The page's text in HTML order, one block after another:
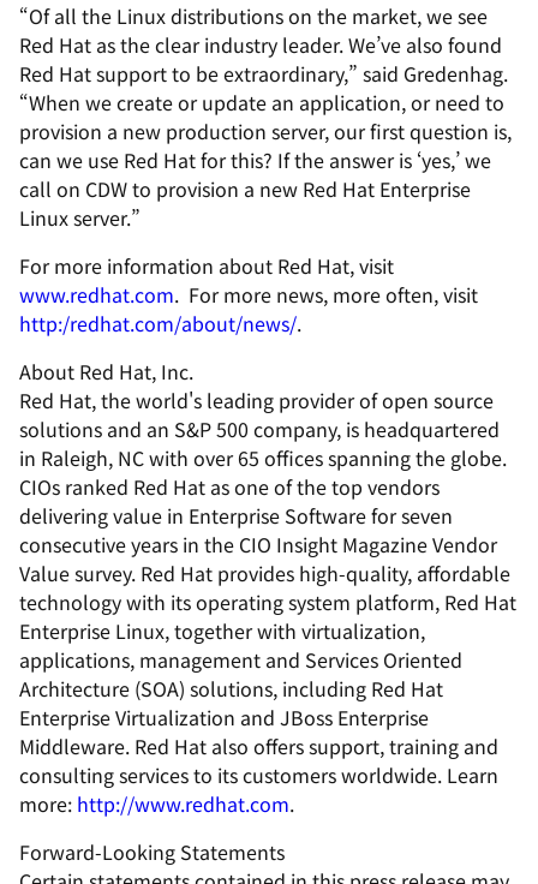
“Of all the Linux distributions on the market, we see
Red Hat as the clear industry leader. We’ve also found
Red Hat support to be extraordinary,” said Gredenhag.
“When we create or update an application, or need to
provision a new production server, our first question is,
can we use Red Hat for this? If the answer is ‘yes,’ we
call on CDW to provision a new Red Hat Enterprise
Linux server.”
For more information about Red Hat, visit
www.redhat.com. For more news, more often, visit
http:/redhat.com/about/news/.
About Red Hat, Inc.
Red Hat, the world's leading provider of open source
solutions and an S&P 500 company, is headquartered
in Raleigh, NC with over 65 offices spanning the globe.
CIOs ranked Red Hat as one of the top vendors
delivering value in Enterprise Software for seven
consecutive years in the CIO Insight Magazine Vendor
Value survey. Red Hat provides high-quality, affordable
technology with its operating system platform, Red Hat
Enterprise Linux, together with virtualization,
applications, management and Services Oriented
Architecture (SOA) solutions, including Red Hat
Enterprise Virtualization and JBoss Enterprise
Middleware. Red Hat also offers support, training and
consulting services to its customers worldwide. Learn
more: http://www.redhat.com.
Forward-Looking Statements